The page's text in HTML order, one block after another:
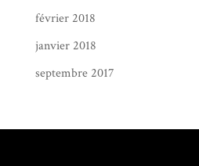
février 2018
janvier 2018
septembre 2017